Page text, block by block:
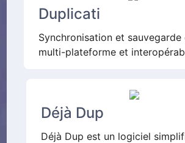
Duplicati
Synchronisation et sauvegarde
multi-plateforme et
Déjà Dup
Déjà Dup est un logiciel